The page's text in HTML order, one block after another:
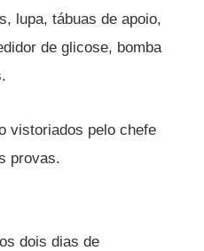
lupa, tábuas de apoio,
de glicose, bomba
vistoriados pelo chefe
provas.
dois dias de